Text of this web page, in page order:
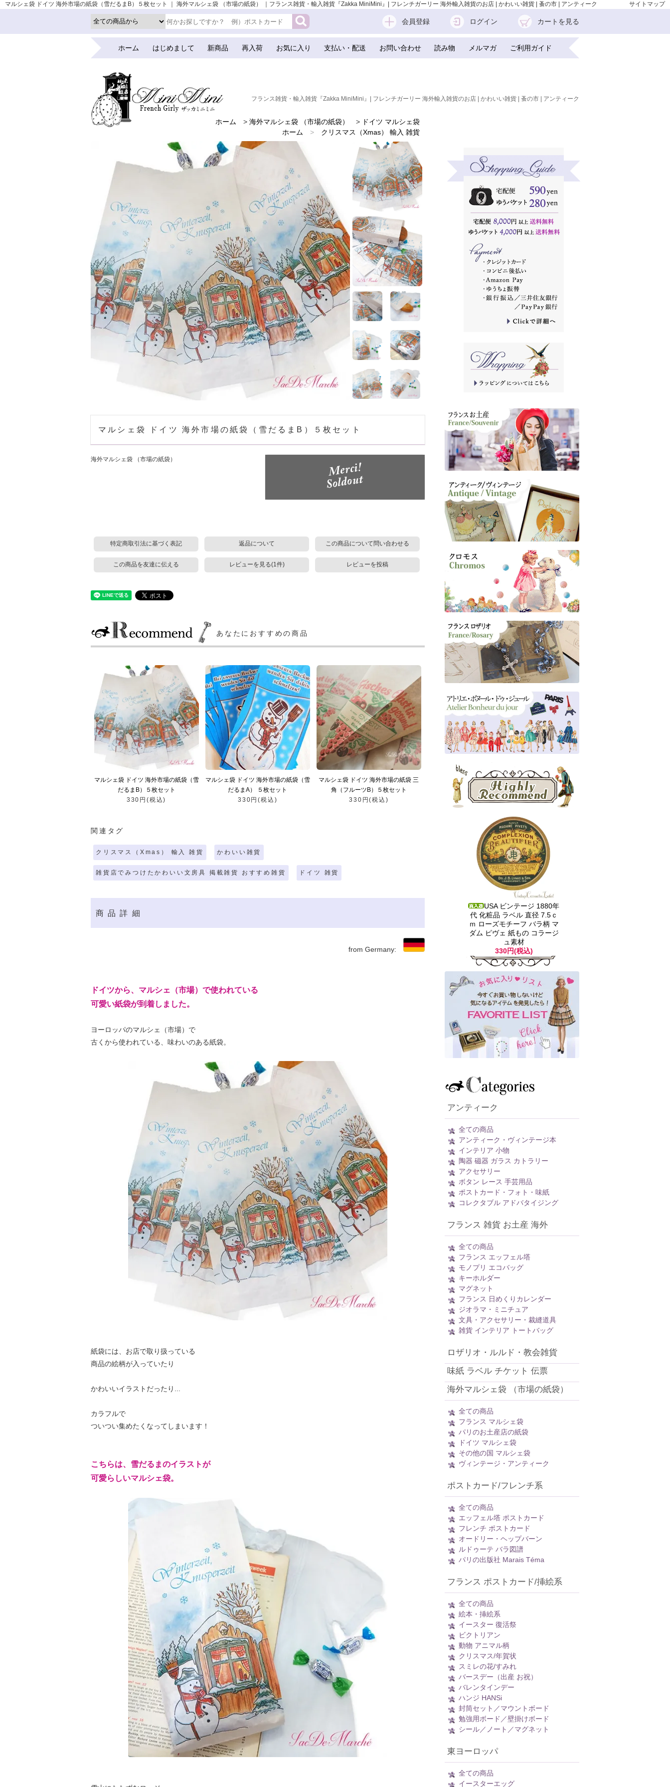
マルシェ袋 ドイツ 海外市場の紙袋（雪だるまB）５枚セット ｜ 海外マルシェ袋 （市場の紙袋） ｜フランス雑貨・輸入雑貨『Zakka MiniMini』| フレンチガーリー 海外輸入雑貨のお店 | かわいい雑貨 | 蚤の市 | アンティーク サイトマップ
会員登録 ログイン カートを見る
ホーム はじめまして 新商品 再入荷 お気に入り 支払い・配送 お問い合わせ 読み物 メルマガ ご利用ガイド
フランス雑貨・輸入雑貨『Zakka MiniMini』| フレンチガーリー 海外輸入雑貨のお店 | かわいい雑貨 | 蚤の市 | アンティーク
ホーム > 海外マルシェ袋 （市場の紙袋） > ドイツ マルシェ袋
ホーム
>
クリスマス（Xmas） 輸入 雑貨
かわいい雑貨
ホーム
>
雑貨店でみつけたかわいい文房具 掲載雑貨 おすすめ雑貨
ホーム
> ドイツ 雑貨
マルシェ袋 ドイツ 海外市場の紙袋（雪だるまB）５枚セット
海外マルシェ袋 （市場の紙袋）
特定商取引法に基づく表記 返品について この商品について問い合わせる
この商品を友達に伝える レビューを見る(1件) レビューを投稿
あなたにおすすめの商品
マルシェ袋 ドイツ 海外市場の紙袋（雪
だるまB）５枚セット
330円(税込)
マルシェ袋 ドイツ 海外市場の紙袋（雪
だるまA） ５枚セット
330円(税込)
マルシェ袋 ドイツ 海外市場の紙袋 三
角（フルーツB）５枚セット
330円(税込)
関連タグ
クリスマス（Xmas） 輸入 雑貨 かわいい雑貨
雑貨店でみつけたかわいい文房具 掲載雑貨 おすすめ雑貨 ドイツ 雑貨
商品詳細
from Germany:
ドイツから、マルシェ（市場）で使われている
可愛い紙袋が到着しました。
ヨーロッパのマルシェ（市場）で
古くから使われている、味わいのある紙袋。
紙袋には、お店で取り扱っている
商品の絵柄が入っていたり
かわいいイラストだったり...
カラフルで
ついつい集めたくなってしまいます！
こちらは、雪だるまのイラストが
可愛らしいマルシェ袋。
USA ビンテージ 1880年
代 化粧品 ラベル 直径 7.5ｃ
ｍ ローズモチーフ バラ柄 マ
ダム ピヴェ 紙もの コラージ
ュ素材
330円(税込)
アンティーク
全ての商品
アンティーク・ヴィンテージ本
インテリア 小物
陶器 磁器 ガラス カトラリー
アクセサリー
ボタン レース 手芸用品
ポストカード・フォト・味紙
コレクタブル アドバタイジング
フランス 雑貨 お土産 海外
全ての商品
フランス エッフェル塔
モノプリ エコバッグ
キーホルダー
マグネット
フランス 日めくりカレンダー
ジオラマ・ミニチュア
文具・アクセサリー・裁縫道具
雑貨 インテリア トートバッグ
ロザリオ・ルルド・教会雑貨
味紙 ラベル チケット 伝票
海外マルシェ袋 （市場の紙袋）
全ての商品
フランス マルシェ袋
パリのお土産店の紙袋
ドイツ マルシェ袋
その他の国 マルシェ袋
ヴィンテージ・アンティーク
ポストカード/フレンチ系
全ての商品
エッフェル塔 ポストカード
フレンチ ポストカード
オードリー・ヘップバーン
ルドゥーテ バラ図譜
パリの出版社 Marais Téma
フランス ポストカード/挿絵系
全ての商品
絵本・挿絵系
イースター 復活祭
ビクトリアン
動物 アニマル柄
クリスマス/年賀状
スミレの花/すみれ
バースデー（出産 お祝）
バレンタインデー
ハンジ HANSi
封筒セット／マウントボード
勉強用ボード／壁掛けボード
シール／ノート／マグネット
東ヨーロッパ
全ての商品
イースターエッグ